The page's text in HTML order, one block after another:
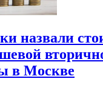
назвали
в Москве